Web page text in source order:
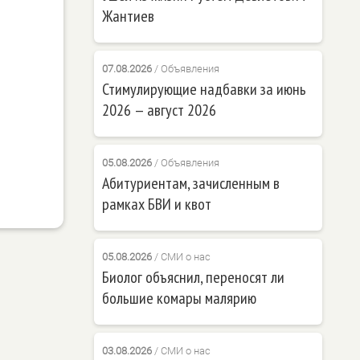
Жантиев
07.08.2026/ Объявления
Стимулирующие надбавки за июнь
2026 — август 2026
05.08.2026/ Объявления
Абитуриентам, зачисленным в
рамках БВИ и квот
05.08.2026/ СМИ о нас
Биолог объяснил, переносят ли
большие комары малярию
03.08.2026/ СМИ о нас